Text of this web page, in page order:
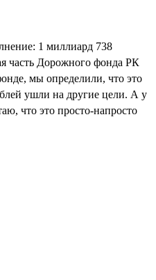
1 миллиард 738
часть Дорожного фонда РК
мы определили, что это
ушли на другие цели. А у
что это просто-напросто